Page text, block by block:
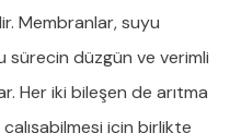
Membranlar, suyu
sürecin düzgün ve verimli
Her iki bileşen de arıtma
için birlikte